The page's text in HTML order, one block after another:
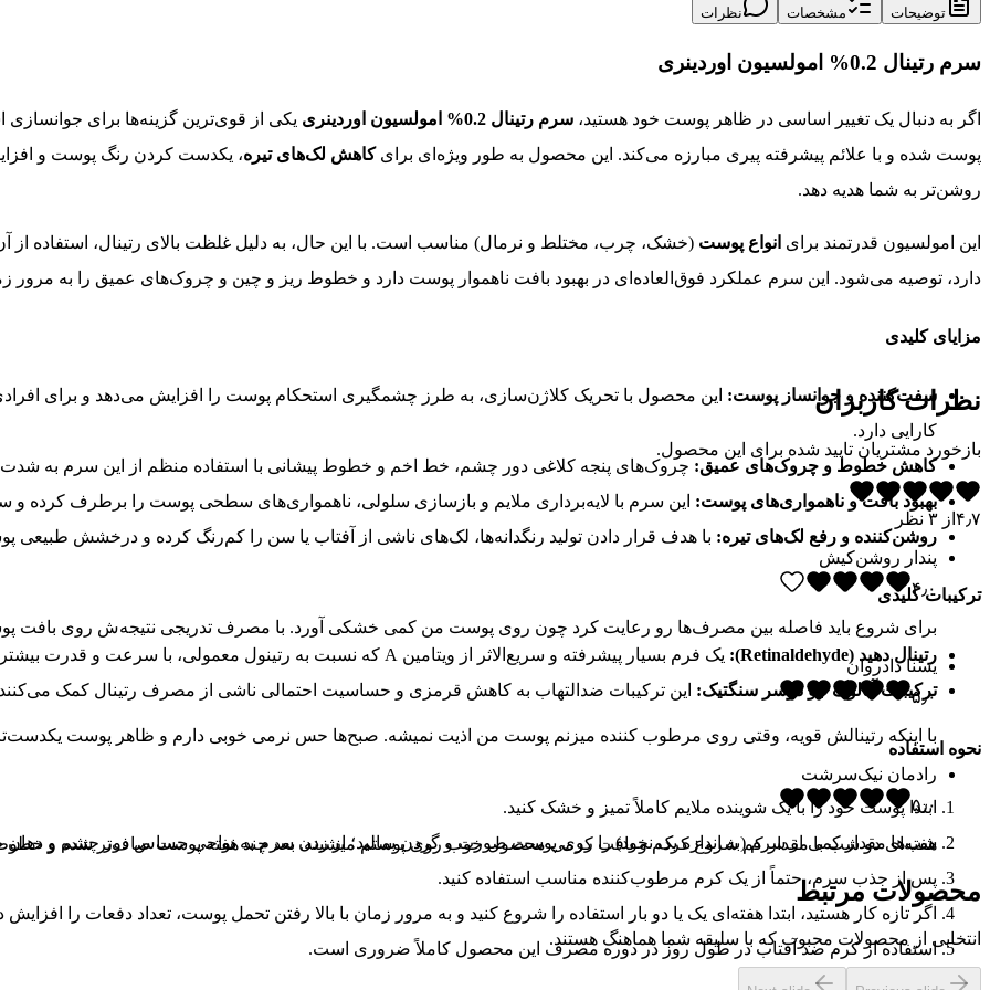
توضیحات مشخصات نظرات
سرم رتینال 0.2% امولسیون اوردینری
اگر به دنبال یک تغییر اساسی در ظاهر پوست خود هستید، سرم رتینال 0.2% امولسیون اوردینری
یکی از قوی‌ترین گزینه‌ها برای
پوست شده و با علائم پیشرفته پیری مبارزه می‌کند. این محصول به طور ویژه‌ای برایکاهش لک‌های تیره، یکدست کردن رنگ پوست و
روشن‌تر به شما هدیه دهد.
این امولسیون قدرتمند برای انواع پوست (خشک، چرب، مختلط و نرمال) مناسب است. با این حال، به دلیل غلظت بالای رتینال، استفاده از
دارد، توصیه می‌شود. این سرم عملکرد فوق‌العاده‌ای در بهبود بافت ناهموار پوست دارد و خطوط ریز و چین و چروک‌های عمیق را به مرور
مزایای کلیدی
سفت‌کننده و جوانساز پوست: این محصول با تحریک کلاژن‌سازی، به طرز چشمگیری استحکام پوست را افزایش می‌دهد و برای
کارایی دارد.
کاهش خطوط و چروک‌های عمیق: چروک‌های پنجه کلاغی دور چشم، خط اخم و خطوط پیشانی با استفاده منظم از این سرم به
بهبود بافت و ناهمواری‌های پوست: این سرم با لایه‌برداری ملایم و بازسازی سلولی، ناهمواری‌های سطحی پوست را برطرف کرده
روشن‌کننده و رفع لک‌های تیره: با هدف قرار دادن تولید رنگدانه‌ها، لک‌های ناشی از آفتاب یا سن را کم‌رنگ کرده و درخشش طبیعی
ترکیبات کلیدی
رتینال دهید (Retinaldehyde):
یک فرم بسیار پیشرفته و سریع‌الاثر از ویتامین A که نسبت به رتینول معمولی، با سرعت و قدرت بیشتری روی پوست اثر می‌گذارد و چروک‌ها و لک‌ها را بهبود می‌بخشد.
ترکیبات آنالوگ جو دوسر سنگتیک: این ترکیبات ضدالتهاب به کاهش قرمزی و حساسیت احتمالی ناشی از مصرف رتینال کمک
نحوه استفاده
ابتدا پوست خود را با یک شوینده ملایم کاملاً تمیز و خشک کنید.
شب‌ها مقدار کمی از سرم (به اندازه یک نخود) را روی پوست صورت و گردن بمالید؛ از زدن سرم به نواحی حساس دور چشم و دهان
پس از جذب سرم، حتماً از یک کرم مرطوب‌کننده مناسب استفاده کنید.
اگر تازه کار هستید، ابتدا هفته‌ای یک یا دو بار استفاده را شروع کنید و به مرور زمان با بالا رفتن تحمل پوست، تعداد دفعات را افزایش
استفاده از کرم ضد آفتاب در طول روز در دوره مصرف این محصول کاملاً ضروری است.
نظرات کاربران
بازخورد مشتریان تایید شده برای این محصول.
۴٫۷ از ۳ نظر
پندار روشن‌کیش
۴٫۰
برای شروع باید فاصله بین مصرف‌ها رو رعایت کرد چون روی پوست من کمی خشکی آورد. با مصرف تدریجی نتیجه‌ش روی بافت
یسنا دادروان
۵٫۰
با اینکه رتینالش قویه، وقتی روی مرطوب کننده میزنم پوست من اذیت نمیشه. صبح‌ها حس نرمی خوبی دارم و ظاهر پوست
رادمان نیک‌سرشت
۵٫۰
هفته‌ای دو شب با مقدار کم شروع کردم و بافت کرمی محصول خوب روی پوستم میشینه. بعد چند هفته پوست صاف‌تر شده و
محصولات مرتبط
انتخابی از محصولات محبوب که با سلیقه شما هماهنگ هستند.